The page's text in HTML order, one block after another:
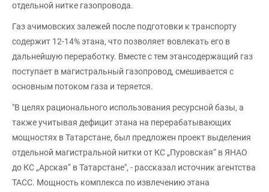
отдельной нитке газопровода.
Газ ачимовских залежей после подготовки к транспорту
содержит 12-14% этана, что позволяет вовлекать его в
дальнейшую переработку. Вместе с тем этансодержащий газ
поступает в магистральный газопровод, смешивается с
основным потоком газа и теряется.
"В целях рационального использования ресурсной базы, а
также учитывая дефицит этана на перерабатывающих
мощностях в Татарстане, был предложен проект выделения
отдельной магистральной нитки от КС „Пуровская“ в ЯНАО
до КС „Арская“ в Татарстане", - рассказал источник агентства
ТАСС. Мощность комплекса по извлечению этана